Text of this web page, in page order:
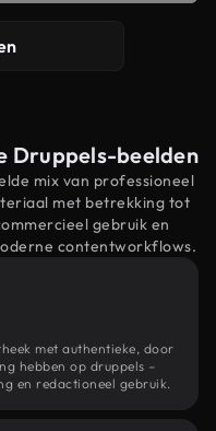
Druppels-beelden
mix van professioneel
met betrekking tot
gebruik en
contentworkflows.
met authentieke, door
hebben op druppels –
en redactioneel gebruik.